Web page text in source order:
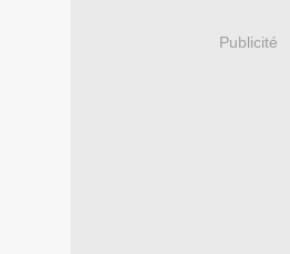
Publicité